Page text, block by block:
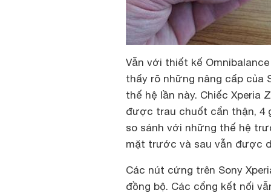
Vẫn với thiết kế
thấy rõ những nâng cấp của
thế hệ lần này. Chiếc Xperia
được trau chuốt cẩn thận, 4
so sánh với những thế hệ
mặt trước và sau vẫn được
Các nút cứng trên Sony
đồng bộ. Các cổng kết nối